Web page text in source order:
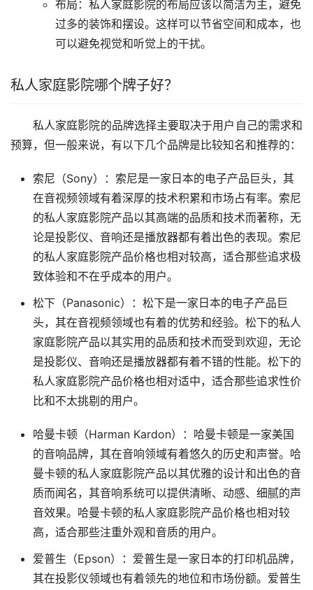
布局：私人家庭影院的布局应该以简洁为主，避免
过多的装饰和摆设。这样可以节省空间和成本，也
可以避免视觉和听觉上的干扰。
私人家庭影院哪个牌子好？
私人家庭影院的品牌选择主要取决于用户自己的需求和
预算，但一般来说，有以下几个品牌是比较知名和推荐的：
索尼（Sony）：索尼是一家日本的电子产品巨头，其
在音视频领域有着深厚的技术积累和市场占有率。索尼
的私人家庭影院产品以其高端的品质和技术而著称，无
论是投影仪、音响还是播放器都有着出色的表现。索尼
的私人家庭影院产品价格也相对较高，适合那些追求极
致体验和不在乎成本的用户。
松下（Panasonic）：松下是一家日本的电子产品巨
头，其在音视频领域也有着的优势和经验。松下的私人
家庭影院产品以其实用的品质和技术而受到欢迎，无论
是投影仪、音响还是播放器都有着不错的性能。松下的
私人家庭影院产品价格也相对适中，适合那些追求性价
比和不太挑剔的用户。
哈曼卡顿（Harman Kardon）：哈曼卡顿是一家美国
的音响品牌，其在音响领域有着悠久的历史和声誉。哈
曼卡顿的私人家庭影院产品以其优雅的设计和出色的音
质而闻名，其音响系统可以提供清晰、动感、细腻的声
音效果。哈曼卡顿的私人家庭影院产品价格也相对较
高，适合那些注重外观和音质的用户。
爱普生（Epson）：爱普生是一家日本的打印机品牌，
其在投影仪领域也有着领先的地位和市场份额。爱普生